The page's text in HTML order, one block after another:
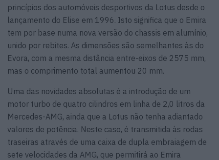
princípios dos automóveis desportivos da Lotus desde o
lançamento do Elise em 1996. Isto significa que o Emira
tem por base numa nova versão do chassis em alumínio,
unido por rebites. As dimensões são semelhantes às do
Evora, com a mesma distância entre-eixos de 2575 mm,
mas o comprimento total aumentou 20 mm.
Uma das novidades absolutas é a introdução de um
motor turbo de quatro cilindros em linha de 2,0 litros da
Mercedes-AMG, ainda que a Lotus não tenha adiantado
valores de potência. Neste caso, é transmitida às rodas
traseiras através de uma caixa de dupla embraiagem de
sete velocidades da AMG, que permitirá ao Emira